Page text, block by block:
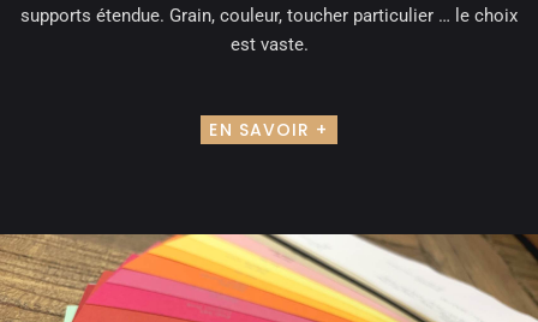
supports étendue. Grain, couleur, toucher particulier … le choix
est vaste.
EN SAVOIR +